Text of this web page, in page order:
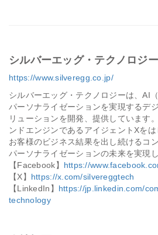
シルバーエッグ・テクノロジ
https://www.silveregg.co.jp/
シルバーエッグ・テクノロジーは、AI
パーソナライゼーションを実現するデ
リューションを開発、提供しています
ンドエンジンであるアイジェントXを
お客様のビジネス結果を出し続けるコ
パーソナライゼーションの未来を実現
【Facebook】 https://
【X】 https://x.com/silvereggtech
【LinkedIn】 https://jp.linkedin.com/
technology